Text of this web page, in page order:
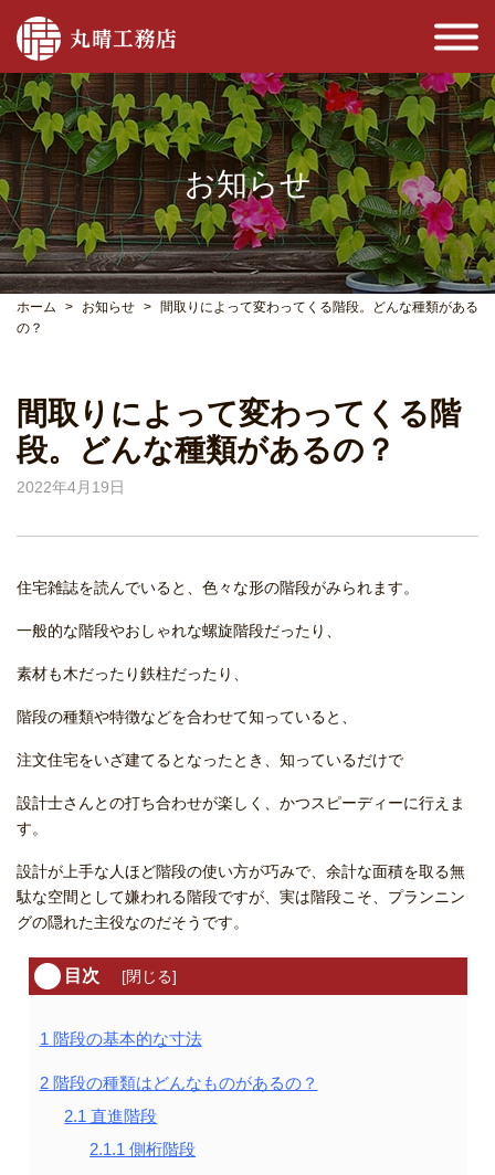
お知らせ
ホーム お知らせ
間取りによって変わってくる階段。どんな種類がある
の？
間取りによって変わってくる階
段。どんな種類があるの？
2022年4月19日
住宅雑誌を読んでいると、色々な形の階段がみられます。
一般的な階段やおしゃれな螺旋階段だったり、
素材も木だったり鉄柱だったり、
階段の種類や特徴などを合わせて知っていると、
注文住宅をいざ建てるとなったとき、知っているだけで
設計士さんとの打ち合わせが楽しく、かつスピーディーに行えま
す。
設計が上手な人ほど階段の使い方が巧みで、余計な面積を取る無
駄な空間として嫌われる階段ですが、実は階段こそ、プランニン
グの隠れた主役なのだそうです。
目次 [閉じる]
1 階段の基本的な寸法
2階段の種類はどんなものがあるの？
2.1 直進階段
2.1.1 側桁階段